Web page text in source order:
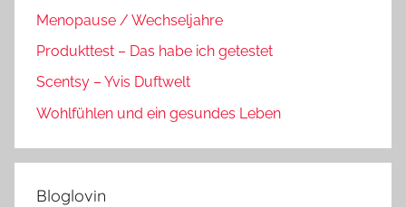
Menopause / Wechseljahre
Produkttest – Das habe ich getestet
Scentsy – Yvis Duftwelt
Wohlfühlen und ein gesundes Leben
Bloglovin